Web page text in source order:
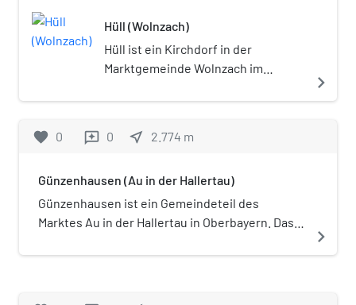
oberen Larsbach.
Hüll (Wolnzach)
Hüll ist ein Kirchdorf in der
Marktgemeinde Wolnzach im
Pfaffenhofen an der Ilm. Es liegt im
größten Hopfenanbaugebiet der
navigate_next
favorite 0 reviews 0 near_me 2.774 m
Günzenhausen (Au in der Hallertau)
Günzenhausen ist ein Gemeindeteil des
Marktes Au in der Hallertau in Oberbayern. Das
Hopfenanbaugebiet Deutschlands, und zählt
navigate_next